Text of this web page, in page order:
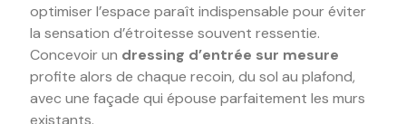
optimiser l’espace paraît indispensable pour éviter
la sensation d’étroitesse souvent ressentie.
Concevoir un dressing d’entrée sur mesure
profite alors de chaque recoin, du sol au plafond,
avec une façade qui épouse parfaitement les murs
existants.